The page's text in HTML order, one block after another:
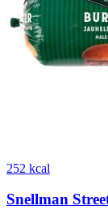
252 kcal
Snellman